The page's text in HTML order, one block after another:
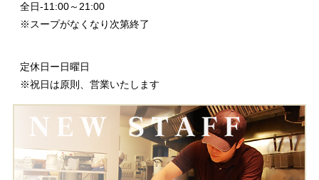
全日-11:00～21:00
※スープがなくなり次第終了
定休日ー日曜日
※祝日は原則、営業いたします